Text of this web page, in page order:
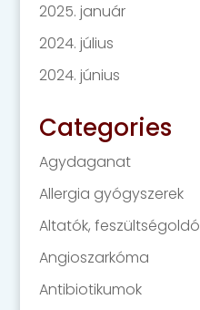
2025. január
2024. július
2024. június
Categories
Agydaganat
Allergia gyógyszerek
Altatók,
Angioszarkóma
Antibiotikumok